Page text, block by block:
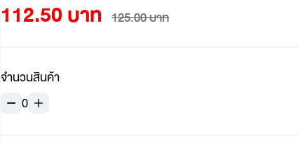
112.50 บาท 125.00 บาท
จำนวนสินค้า
0